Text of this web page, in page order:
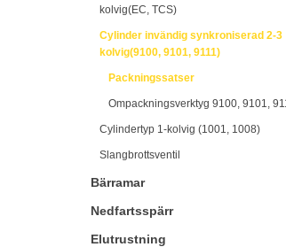
kolvig(EC, TCS)
Cylinder invändig synkroniserad 2-3
kolvig(9100, 9101, 9111)
Packningssatser
Ompackningsverktyg 9100, 9101,
Cylindertyp 1-kolvig (1001, 1008)
Slangbrottsventil
Bärramar
Nedfartsspärr
Elutrustning